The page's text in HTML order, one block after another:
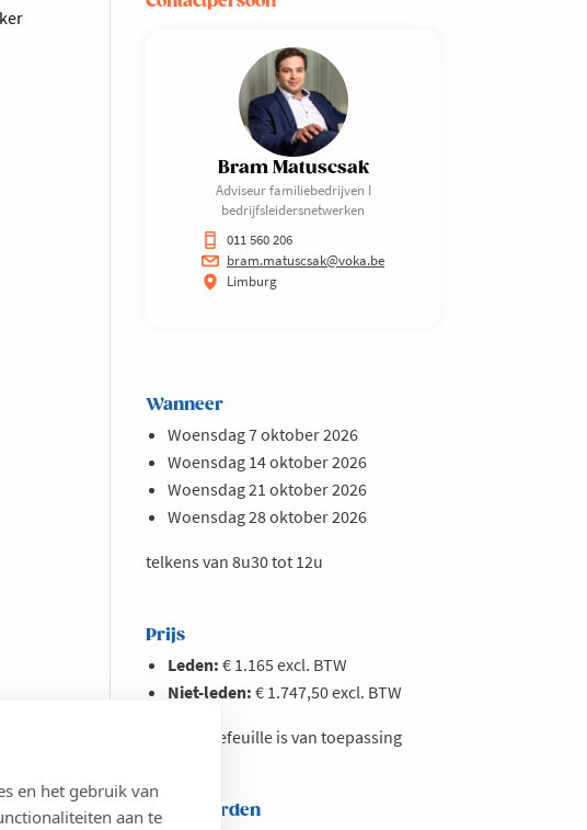
en het gebruik van
aan te
Bram Matuscsak
Adviseur familiebedrijven I
bedrijfsleidersnetwerken
011 560 206
bram.matuscsak@voka.be
Limburg
Wanneer
Woensdag 7 oktober 2026
Woensdag 14 oktober 2026
Woensdag 21 oktober 2026
Woensdag 28 oktober 2026
telkens van 8u30 tot 12u
Prijs
Leden: € 1.165 excl. BTW
Niet-leden: € 1.747,50 excl. BTW
KMO-portefeuille is van toepassing
Voorwaarden